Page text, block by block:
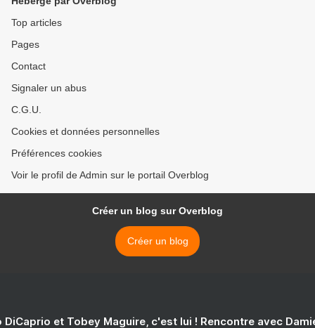
Top articles
Pages
Contact
Signaler un abus
C.G.U.
Cookies et données personnelles
Préférences cookies
Voir le profil de Admin sur le portail Overblog
Créer un blog sur Overblog
Créer un blog
DiCaprio et Tobey Maguire, c'est lui ! Rencontre avec